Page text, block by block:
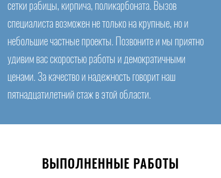
сетки рабицы, кирпича, поликарбоната. Вызов
специалиста возможен не только на крупные, но и
небольшие частные проекты. Позвоните и мы приятно
удивим вас скоростью работы и демократичными
ценами. За качество и надежность говорит наш
пятнадцатилетний стаж в этой области.
ВЫПОЛНЕННЫЕ РАБОТЫ